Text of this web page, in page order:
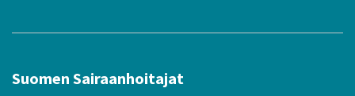
Suomen Sairaanhoitajat